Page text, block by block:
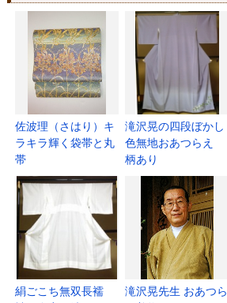
佐波理（さはり）キ
ラキラ輝く袋帯と丸
帯
滝沢晃の四段ぼかし
色無地おあつらえ
柄あり
絹ごこち無双長襦
滝沢晃先生 おあつら